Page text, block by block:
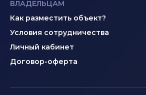
ВЛАДЕЛЬЦАМ
Как разместить объект?
Условия сотрудничества
Личный кабинет
Договор-оферта